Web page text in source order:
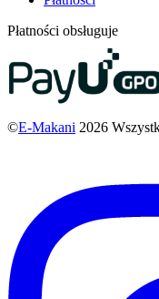
Płatności obsługuje
©E-Makani 2026